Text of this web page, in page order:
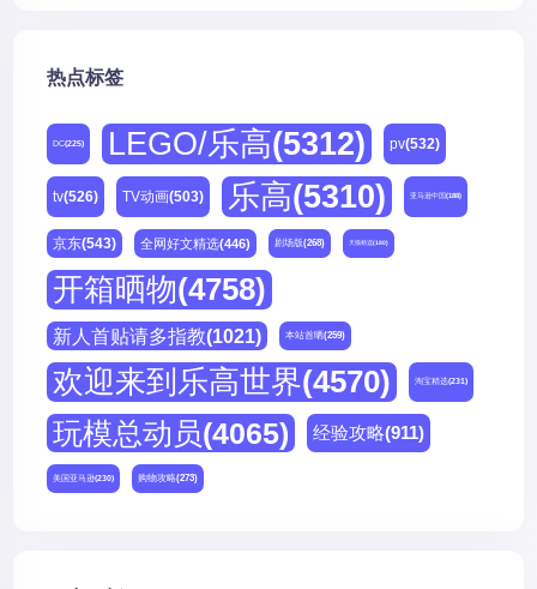
热点标签
DC(225) LEGO/乐高(5312) pv(532)
tv(526) TV动画(503) 乐高(5310) 亚马逊中国(188)
京东(543) 全网好文精选(446) 剧场版(268) 天猫精选(180)
开箱晒物(4758)
新人首贴请多指教(1021) 本站首晒(259)
欢迎来到乐高世界(4570) 淘宝精选(231)
玩模总动员(4065) 经验攻略(911)
美国亚马逊(230) 购物攻略(273)